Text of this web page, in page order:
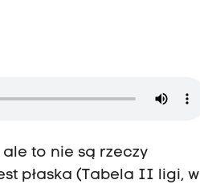
ale to nie są rzeczy
płaska (Tabela II ligi, w